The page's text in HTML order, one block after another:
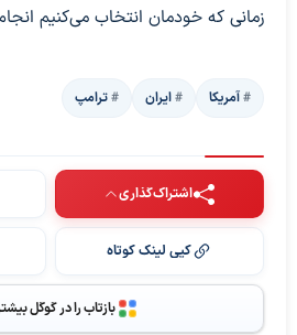
زمانی که خودمان انتخاب می‌کنیم
آمریکا ایران ترامپ
اشتراک‌گذاری
کپی لینک کوتاه
بازتاب را در گوگل